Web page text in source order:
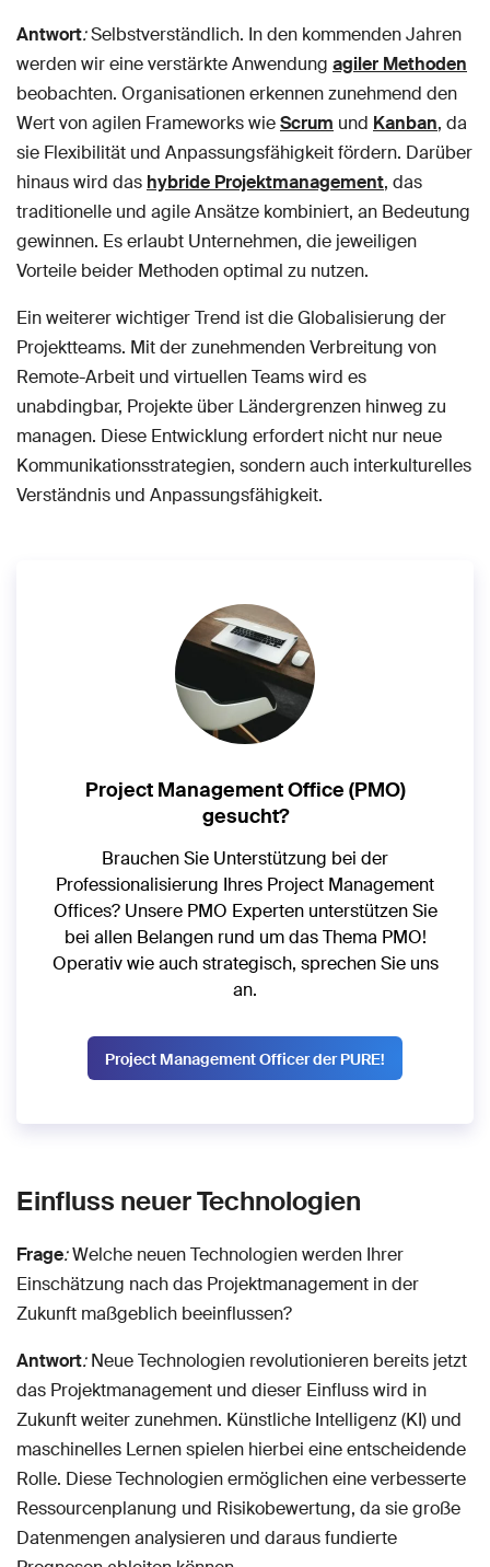
Antwort:Selbstverständlich. In den kommenden Jahren
werden wir eine verstärkte Anwendung agiler Methoden
beobachten. Organisationen erkennen zunehmend den
Wert von agilen Frameworks wieScrum und Kanban, da
sie Flexibilität und Anpassungsfähigkeit fördern. Darüber
hinaus wird das hybride Projektmanagement, das
traditionelle und agile Ansätze kombiniert, an Bedeutung
gewinnen. Es erlaubt Unternehmen, die jeweiligen
Vorteile beider Methoden optimal zu nutzen.
Ein weiterer wichtiger Trend ist die Globalisierung der
Projektteams. Mit der zunehmenden Verbreitung von
Remote-Arbeit und virtuellen Teams wird es
unabdingbar, Projekte über Ländergrenzen hinweg zu
managen. Diese Entwicklung erfordert nicht nur neue
Kommunikationsstrategien, sondern auch interkulturelles
Verständnis und Anpassungsfähigkeit.
Project Management Office (PMO)
gesucht?
Brauchen Sie Unterstützung bei der
Professionalisierung Ihres Project Management
Offices? Unsere PMO Experten unterstützen Sie
bei allen Belangen rund um das Thema PMO!
Operativ wie auch strategisch, sprechen Sie uns
an.
Project Management Officer der PURE!
Einfluss neuer Technologien
Frage:Welche neuen Technologien werden Ihrer
Einschätzung nach das Projektmanagement in der
Zukunft maßgeblich beeinflussen?
Antwort:Neue Technologien revolutionieren bereits jetzt
das Projektmanagement und dieser Einfluss wird in
Zukunft weiter zunehmen. Künstliche Intelligenz (KI) und
maschinelles Lernen spielen hierbei eine entscheidende
Rolle. Diese Technologien ermöglichen eine verbesserte
Ressourcenplanung und Risikobewertung, da sie große
Datenmengen analysieren und daraus fundierte